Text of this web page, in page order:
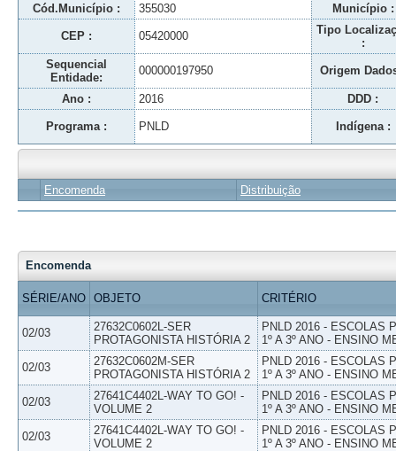
Cód.Município : 355030 Município :
CEP : 05420000
Tipo
:
Sequencial
Entidade:
000000197950 Origem
Ano : 2016 DDD :
Programa : PNLD Indígena :
Encomenda Distribuição
Encomenda
SÉRIE/ANO OBJETO CRITÉRIO
02/03
27632C0602L-SER
PROTAGONISTA HISTÓRIA 2
PNLD 2016 - ESCOLAS
1º A 3º ANO - ENSINO
02/03
27632C0602M-SER
PROTAGONISTA HISTÓRIA 2
PNLD 2016 - ESCOLAS
1º A 3º ANO - ENSINO
02/03
27641C4402L-WAY TO GO! -
VOLUME 2
PNLD 2016 - ESCOLAS
1º A 3º ANO - ENSINO
02/03
27641C4402L-WAY TO GO! -
VOLUME 2
PNLD 2016 - ESCOLAS
1º A 3º ANO - ENSINO